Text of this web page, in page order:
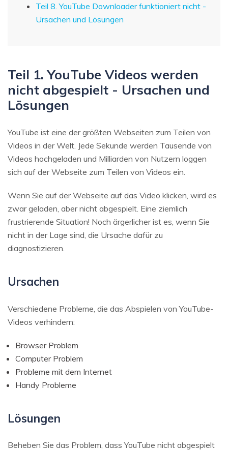
Teil 8. YouTube Downloader funktioniert nicht -
Ursachen und Lösungen
Teil 1. YouTube Videos werden
nicht abgespielt - Ursachen und
Lösungen
YouTube ist eine der größten Webseiten zum Teilen von
Videos in der Welt. Jede Sekunde werden Tausende von
Videos hochgeladen und Milliarden von Nutzern loggen
sich auf der Webseite zum Teilen von Videos ein.
Wenn Sie auf der Webseite auf das Video klicken, wird es
zwar geladen, aber nicht abgespielt. Eine ziemlich
frustrierende Situation! Noch ärgerlicher ist es, wenn Sie
nicht in der Lage sind, die Ursache dafür zu
diagnostizieren.
Ursachen
Verschiedene Probleme, die das Abspielen von YouTube-
Videos verhindern:
Browser Problem
Computer Problem
Probleme mit dem Internet
Handy Probleme
Lösungen
Beheben Sie das Problem, dass YouTube nicht abgespielt